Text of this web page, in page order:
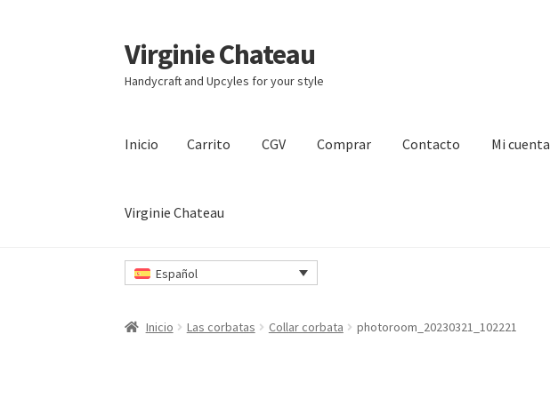
Ir
a
la
Ir
al
contenido
Virginie Chateau
Handycraft and Upcyles for your style
Inicio Carrito CGV Comprar Contacto Mi cuenta
Virginie Chateau
InicioCarrito Contacto
Español
Inicio Las corbatas Collar corbata photoroom_20230321_102221